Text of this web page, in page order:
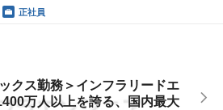
正社員
クス勤務＞インフラリードエ
万人以上を誇る、国内最大